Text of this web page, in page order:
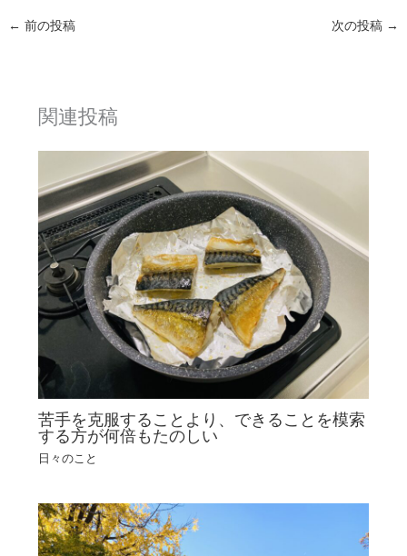
← 前の投稿 次の投稿 →
関連投稿
苦手を克服することより、できることを模索
する方が何倍もたのしい
日々のこと